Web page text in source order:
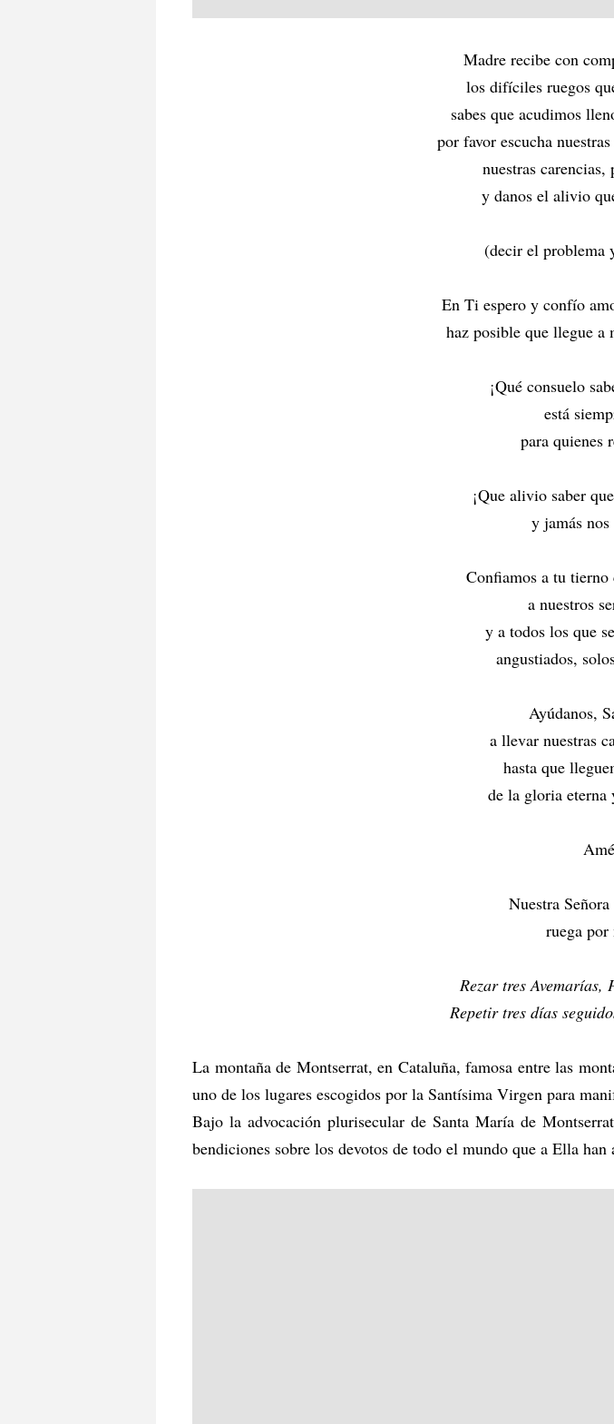
Madre recibe con
los difíciles ruegos
sabes que acudimos
por favor escucha
nuestras carencias,
y danos el alivio
(decir el problema
En Ti espero y confío
haz posible que llegue a
¡Qué consuelo
está
para quienes
¡Que alivio saber
y jamás nos
Confiamos a tu
a nuestros
y a todos los que
angustiados,
Ayúdanos,
a llevar nuestras
hasta que
de la gloria eterna
Nuestra
ruega por
Rezar tres Avemarías,
Repetir tres días
La montaña de Montserrat, en Cataluña, famosa entre las
uno de los lugares escogidos por la Santísima Virgen para
Bajo la advocación plurisecular de Santa María de
bendiciones sobre los devotos de todo el mundo que a Ella han